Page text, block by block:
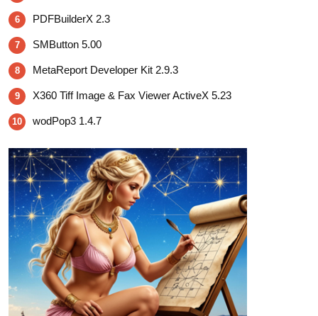
6 PDFBuilderX 2.3
7 SMButton 5.00
8 MetaReport Developer Kit 2.9.3
9 X360 Tiff Image & Fax Viewer ActiveX 5.23
10 wodPop3 1.4.7